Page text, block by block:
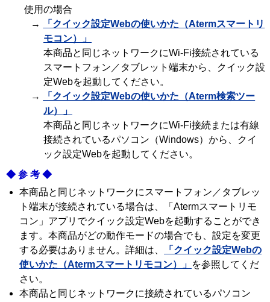
使用の場合
→
「クイック設定Webの使いかた（Atermスマートリ
モコン）」
本商品と同じネットワークにWi-Fi接続されている
スマートフォン／タブレット端末から、クイック設
定Webを起動してください。
→
「クイック設定Webの使いかた（Aterm検索ツー
ル）」
本商品と同じネットワークにWi-Fi接続または有線
接続されているパソコン（Windows）から、クイ
ック設定Webを起動してください。
◆参考◆
本商品と同じネットワークにスマートフォン／タブレッ
ト端末が接続されている場合は、「Atermスマートリモ
コン」アプリでクイック設定Webを起動することができ
ます。本商品がどの動作モードの場合でも、設定を変更
する必要はありません。詳細は、
「クイック設定Webの
使いかた（Atermスマートリモコン）」 を参照してくだ
さい。
本商品と同じネットワークに接続されているパソコン